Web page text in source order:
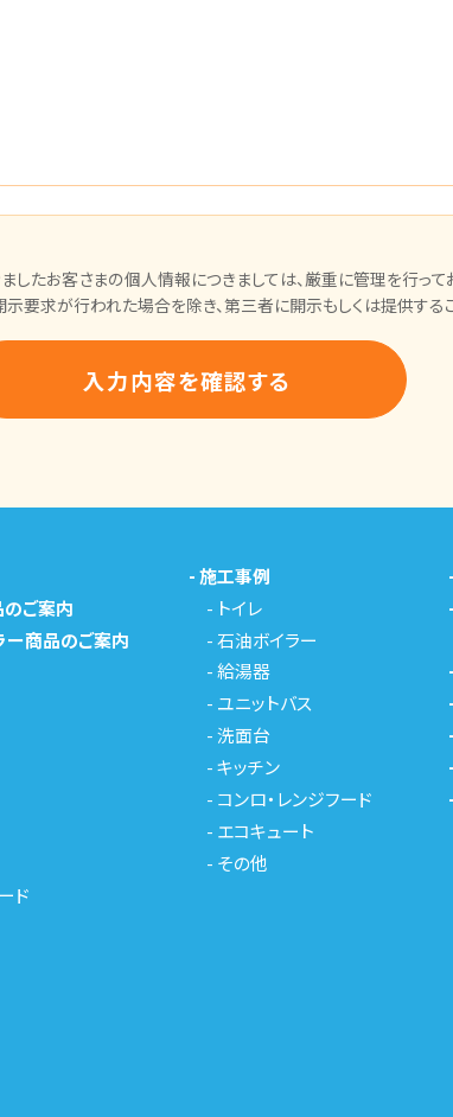
したお客さまの個人情報につきましては、厳重に管理を行って
要求が行われた場合を除き、第三者に開示もしくは提供する
のご案内
ー商品のご案内
ド
-施工事例
- トイレ
-石油ボイラー
-給湯器
- ユニットバス
-洗面台
-キッチン
- コンロ・レンジフード
- エコキュート
- その他